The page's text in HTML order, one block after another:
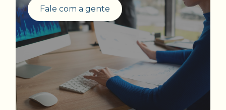
Fale com a gente